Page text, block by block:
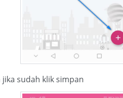
sudah klik simpan